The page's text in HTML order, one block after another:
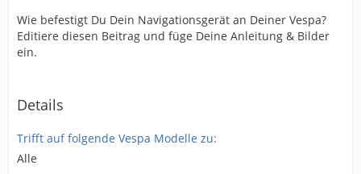
Wie befestigt Du Dein Navigationsgerät an Deiner Vespa?
Editiere diesen Beitrag und füge Deine Anleitung & Bilder
ein.
Details
Trifft auf folgende Vespa Modelle zu:
Alle